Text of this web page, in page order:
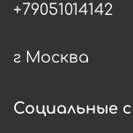
+79051014142
г Москва
Социальные